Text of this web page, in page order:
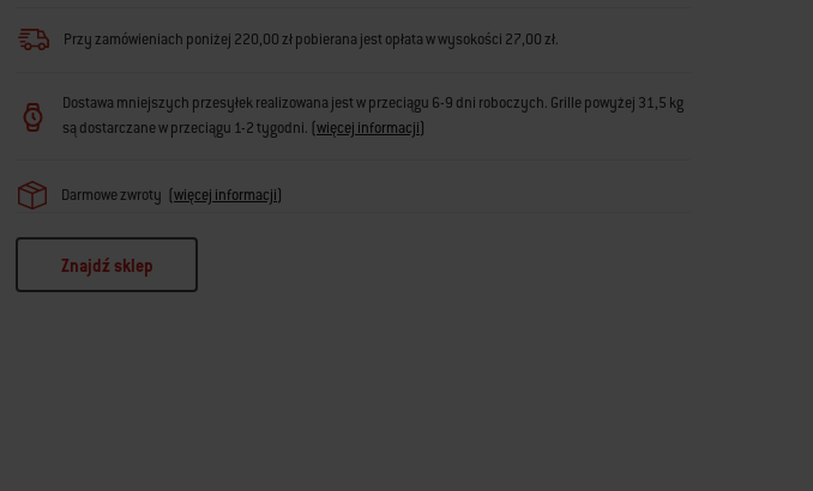
Przy zamówieniach poniżej 220,00 zł pobierana jest opłata w wysokości 27,00 zł.
Dostawa mniejszych przesyłek realizowana jest w przeciągu 6-9 dni roboczych. Grille powyżej 31,5 kg
są dostarczane w przeciągu 1-2 tygodni. (więcej informacji)
Darmowe zwroty (więcej informacji)
Znajdź sklep